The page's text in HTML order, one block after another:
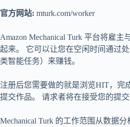
官方网站: mturk.com/worker
Amazon Mechanical Turk 平台将雇主
起来。 它可以让您在空闲时间通过
类智能任务）来赚钱。
注册后您需要做的就是浏览HIT，完
提交作品。 请求者将在接受您的提交
Mechanical Turk 的工作范围从数据